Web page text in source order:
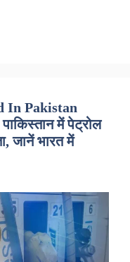
In Pakistan
में पेट्रोल
जानें भारत में